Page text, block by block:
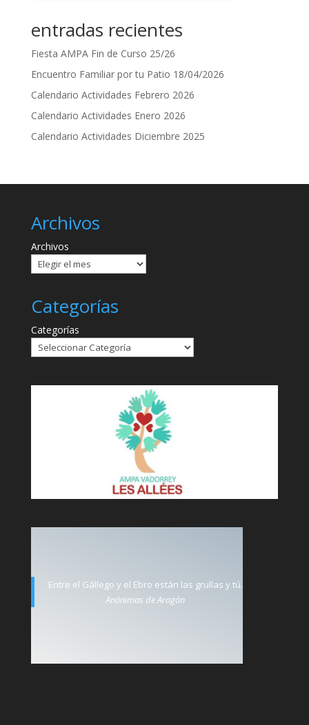
entradas recientes
Fiesta AMPA Fin de Curso 25/26
Encuentro Familiar por tu Patio 18/04/2026
Calendario Actividades Febrero 2026
Calendario Actividades Enero 2026
Calendario Actividades Diciembre 2025
Archivos
Archivos
Categorías
Categorías
Entre el Gállego y el Ebro están las grullas y tú.
Anónimas de Aragón